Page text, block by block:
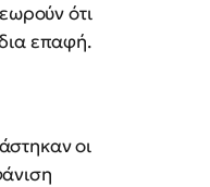
ότι
επαφή.
οι